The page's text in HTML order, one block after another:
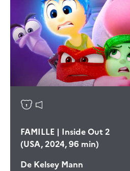
FAMILLE | Inside Out 2
(USA, 2024, 96 min)
De Kelsey Mann